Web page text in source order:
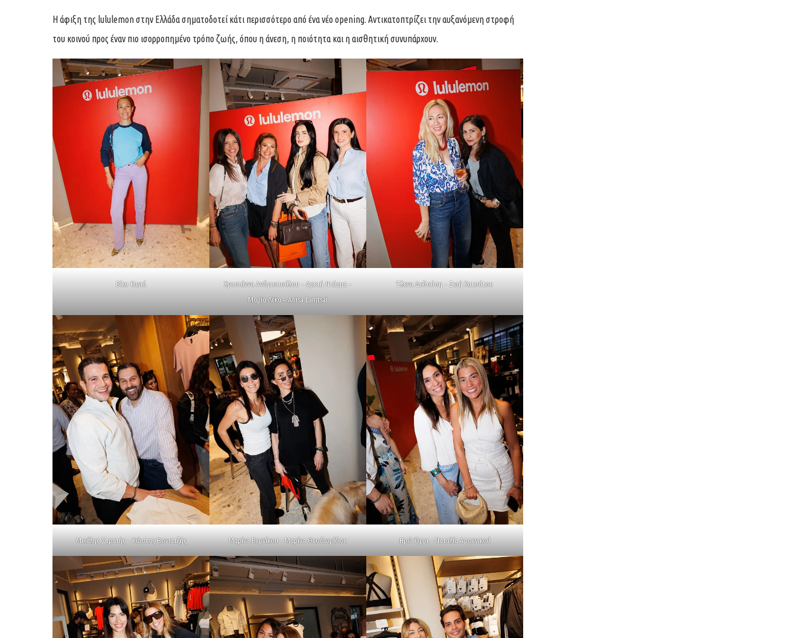
Η άφιξη της lululemon στην Ελλάδα σηματοδοτεί κάτι περισσότερο από ένα νέο opening. Αντικατοπτρίζει την αυξανόμενη στροφή
του κοινού προς έναν πιο ισορροπημένο τρόπο ζωής, όπου η άνεση, η ποιότητα και η αισθητική συνυπάρχουν.
Βίκυ Καγιά
Χρυσιάννα Ανδριοπούλου – Αρετή Ντάρμα –
Μαρία Λέκα – Anisa Lamtsai
Έλενα Δεδούση – Ζωή Κατσάτου
Μιχάλης Στρατής – Κώστας Βογιατζής Μαρίνα Βερνίκου – Μαρίνα Θεοδωρίδου Ηρώ Όρρι – Ναταλία Αρσενικού